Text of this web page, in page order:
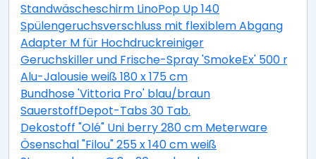
Standwäscheschirm LinoPop Up 140
Spülengeruchsverschluss mit flexiblem Abgang
Adapter M für Hochdruckreiniger
Geruchskiller und Frische-Spray 'SmokeEx' 500 ml
Alu-Jalousie weiß 180 x 175 cm
Bundhose 'Vittoria Pro' blau/braun
SauerstoffDepot-Tabs 30 Tab.
Dekostoff "Olé" Uni berry 280 cm Meterware
Ösenschal "Filou" 255 x 140 cm weiß